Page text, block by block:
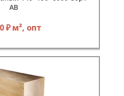
АВ
₽ м², опт